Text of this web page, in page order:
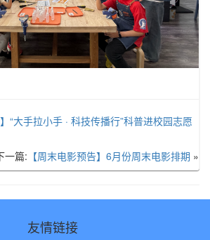
】“大手拉小手 · 科技传播行”科普进校园志愿
一篇: 【周末电影预告】6月份周末电影排期 »
友情链接